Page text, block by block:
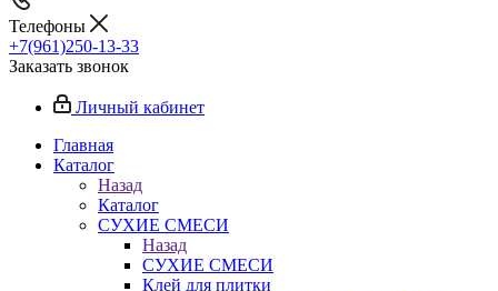
Телефоны
+7(961)250-13-33
Заказать звонок
Личный кабинет
Главная
Каталог
Назад
Каталог
СУХИЕ СМЕСИ
Назад
СУХИЕ СМЕСИ
Клей для плитки